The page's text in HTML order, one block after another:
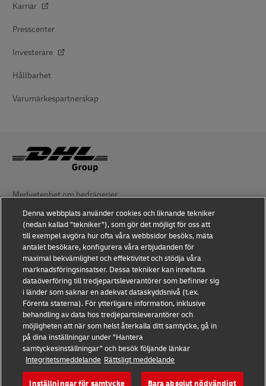
Karriär
Presscenter
Investerare
Hållbarhet
Varumärkespartnerskap
Medvetenhet om bedrägerier
Juridiskt meddelande
Användningsvillkor
Dataskydd
Tillgänglighet
Ytterligare information
Cookieinställningar
Följ oss
Denna webbplats använder cookies och liknande tekniker
(nedan kallad ”tekniker”), som gör det möjligt för oss att
till exempel avgöra hur ofta våra webbsidor besöks, mäta
antalet besökare, konfigurera våra erbjudanden för
maximal bekvämlighet och effektivitet och stödja våra
marknadsföringsinsatser. Dessa tekniker kan innefatta
dataöverföring till tredjepartsleverantörer som befinner sig
i länder som saknar en adekvat dataskyddsnivå (t.ex.
Förenta staterna). För ytterligare information, inklusive
behandling av data hos tredjepartsleverantörer och
möjligheten att när som helst återkalla ditt samtycke, gå in
på dina inställningar under ”Hantera
samtyckesinställningar” och besök följande länkar
Integritetsmeddelande Rättsligt meddelande
Inställningar för samtycke Bara absolut nödvändigt